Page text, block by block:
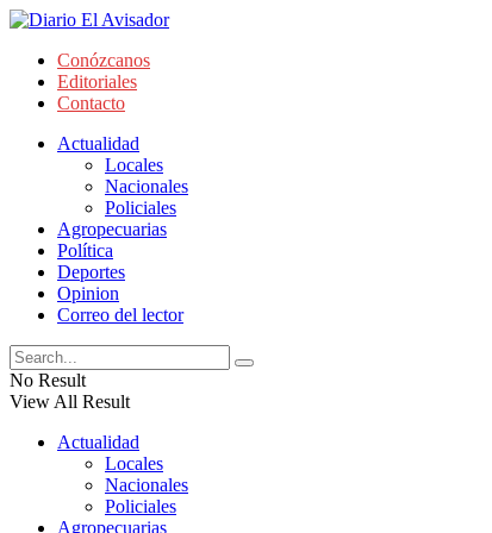
Conózcanos
Editoriales
Contacto
Actualidad
Locales
Nacionales
Policiales
Agropecuarias
Política
Deportes
Opinion
Correo del lector
No Result
View All Result
Actualidad
Locales
Nacionales
Policiales
Agropecuarias